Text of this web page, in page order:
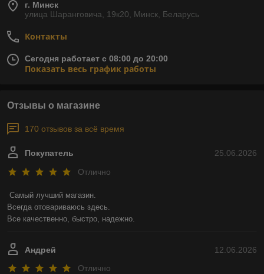
г. Минск
улица Шаранговича, 19к20, Минск, Беларусь
Контакты
Сегодня работает с 08:00 до 20:00
Показать весь график работы
Отзывы о магазине
170 отзывов за всё время
25.06.2026
Покупатель
Отлично
Самый лучший магазин.
Всегда отовариваюсь здесь.
Все качественно, быстро, надежно.
12.06.2026
Андрей
Отлично